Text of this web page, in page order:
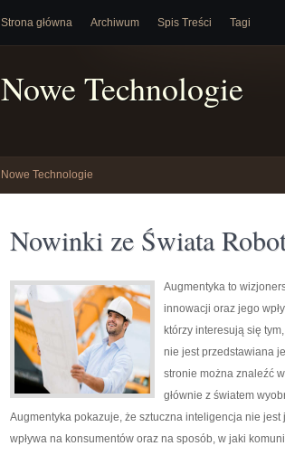
Strona główna Archiwum Spis Treści Tagi
Nowe Technologie
Nowe Technologie
Nowinki ze Świata
Augmentyka to
innowacji oraz jego
którzy interesują się
nie jest przedstawiana
stronie można znaleźć
głównie z światem
Augmentyka pokazuje, że sztuczna inteligencja nie
wpływa na konsumentów oraz na sposób, w jaki